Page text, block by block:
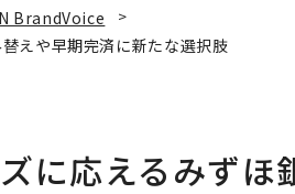
BrandVoice
えや早期完済に新たな選択肢
に応えるみず